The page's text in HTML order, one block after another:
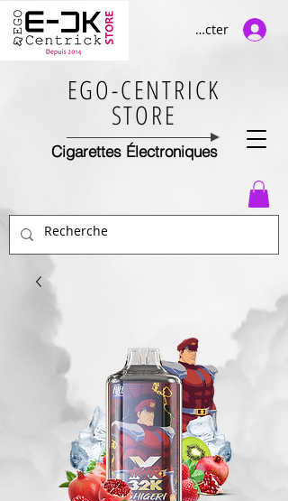
Se connecter
EGO-CENTRICK
STORE
Cigarettes Électroniques